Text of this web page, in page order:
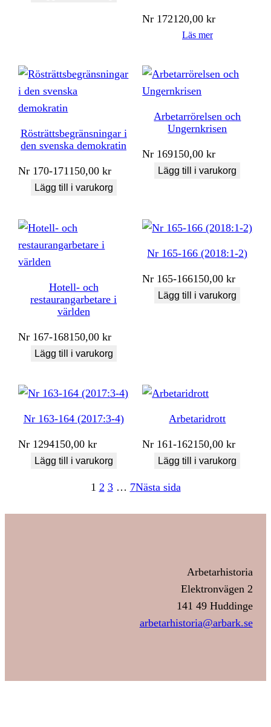
Nr 172120,00kr
Läs mer
Rösträttsbegränsningar i
den svenska demokratin
Nr 170-171150,00kr
Lägg till i varukorg
Arbetarrörelsen och
Ungernkrisen
Nr 169150,00kr
Lägg till i varukorg
Hotell- och
restaurangarbetare i
världen
Nr 167-168150,00kr
Lägg till i varukorg
Nr 165-166 (2018:1-2)
Nr 165-166150,00kr
Lägg till i varukorg
Nr 163-164 (2017:3-4)
Nr 1294150,00kr
Lägg till i varukorg
Arbetaridrott
Nr 161-162150,00kr
Lägg till i varukorg
1 2 3 … 7Nästa sida
Arbetarhistoria
Elektronvägen 2
141 49 Huddinge
arbetarhistoria@arbark.se